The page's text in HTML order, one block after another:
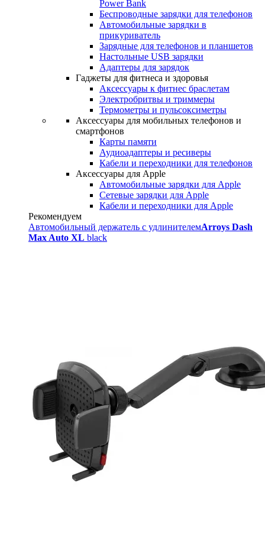
Power Bank
Беспроводные зарядки для телефонов
Автомобильные зарядки в
прикуриватель
Зарядные для телефонов и планшетов
Настольные USB зарядки
Адаптеры для зарядок
Гаджеты для фитнеса и здоровья
Аксессуары к фитнес браслетам
Электробритвы и триммеры
Термометры и пульсоксиметры
Аксессуары для мобильных телефонов и
смартфонов
Карты памяти
Аудиоадаптеры и ресиверы
Кабели и переходники для телефонов
Аксессуары для Apple
Автомобильные зарядки для Apple
Сетевые зарядки для Apple
Кабели и переходники для Apple
Рекомендуем
Автомобильный держатель с удлинителемArroys Dash
Max Auto XL black